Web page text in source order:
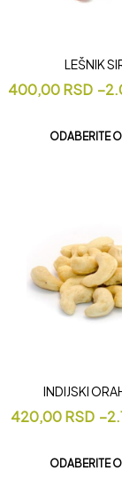
LEŠNIK
400,00RSD –
ODABERITE
INDIJSKI
420,00RSD –
ODABERITE